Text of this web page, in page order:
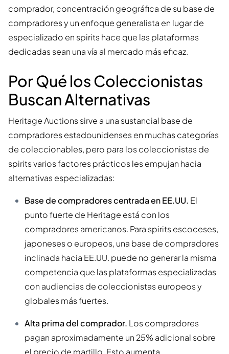
comprador, concentración geográfica de su base de
compradores y un enfoque generalista en lugar de
especializado en spirits hace que las plataformas
dedicadas sean una vía al mercado más eficaz.
Por Qué los Coleccionistas
Buscan Alternativas
Heritage Auctions sirve a una sustancial base de
compradores estadounidenses en muchas categorías
de coleccionables, pero para los coleccionistas de
spirits varios factores prácticos les empujan hacia
alternativas especializadas:
Base de compradores centrada en EE.UU. El
punto fuerte de Heritage está con los
compradores americanos. Para spirits escoceses,
japoneses o europeos, una base de compradores
inclinada hacia EE.UU. puede no generar la misma
competencia que las plataformas especializadas
con audiencias de coleccionistas europeos y
globales más fuertes.
Alta prima del comprador. Los compradores
pagan aproximadamente un 25% adicional sobre
el precio de martillo. Esto aumenta